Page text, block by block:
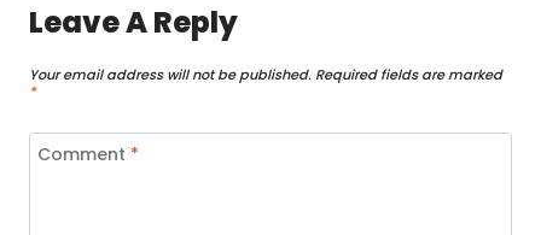
Leave A Reply
Your email address will not be published. Required fields are marked
*
Comment *